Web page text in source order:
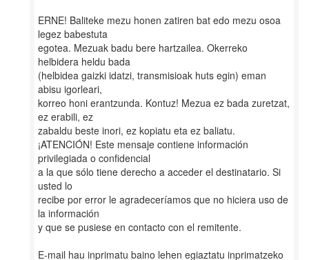
ERNE! Baliteke mezu honen zatiren bat edo mezu osoa
legez babestuta
egotea. Mezuak badu bere hartzailea. Okerreko
helbidera heldu bada
(helbidea gaizki idatzi, transmisioak huts egin) eman
abisu igorleari,
korreo honi erantzunda. Kontuz! Mezua ez bada zuretzat,
ez erabili, ez
zabaldu beste inori, ez kopiatu eta ez baliatu.
¡ATENCIÓN! Este mensaje contiene información
privilegiada o confidencial
a la que sólo tiene derecho a acceder el destinatario. Si
usted lo
recibe por error le agradeceríamos que no hiciera uso de
la información
y que se pusiese en contacto con el remitente.
E-mail hau inprimatu baino lehen egiaztatu inprimatzeko